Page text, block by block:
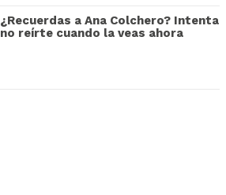
¿Recuerdas a Ana Colchero? Intenta
no reírte cuando la veas ahora